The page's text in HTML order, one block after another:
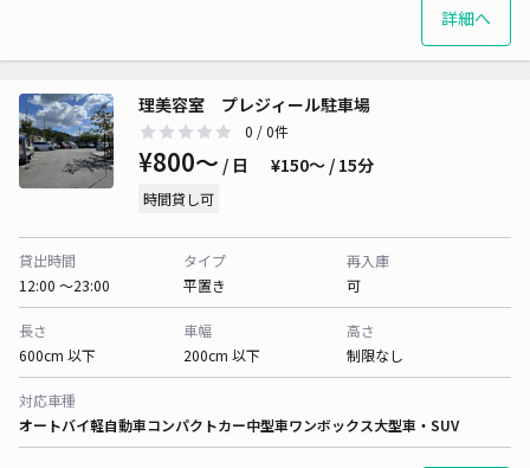
詳細へ
理美容室 プレジィール駐車場
0 / 0件
¥800〜 / 日 ¥150〜 / 15分
時間貸し可
貸出時間
12:00 〜23:00
タイプ
平置き
再入庫
可
長さ
600cm 以下
車幅
200cm 以下
高さ
制限なし
対応車種
オートバイ軽自動車コンパクトカー中型車ワンボックス大型車・SUV